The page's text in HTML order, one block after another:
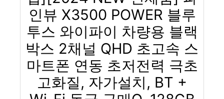
인뷰 X3500 POWER 블루
투스 와이파이 차량용 블랙
박스 2채널 QHD 초고속 스
마트폰 연동 초저전력 극초
고화질, 자가설치, BT +